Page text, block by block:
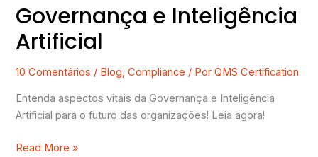
Governança e Inteligência
Artificial
10 Comentários / Blog,Compliance / PorQMS Certification
Entenda aspectos vitais da Governança e Inteligência
Artificial para o futuro das organizações! Leia agora!
Read More »